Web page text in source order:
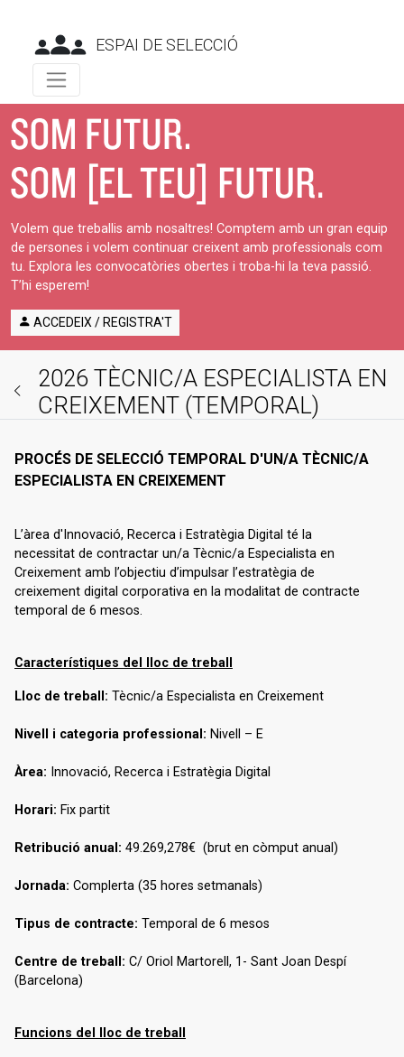
ESPAI DE SELECCIÓ
Volem que treballis amb nosaltres! Comptem amb un gran equip
de persones i volem continuar creixent amb professionals com
tu. Explora les convocatòries obertes i troba-hi la teva passió.
T’hi esperem!
ACCEDEIX / REGISTRA'T
2026 TÈCNIC/A ESPECIALISTA EN
CREIXEMENT (TEMPORAL)
PROCÉS DE SELECCIÓ TEMPORAL D'UN/A TÈCNIC/A
ESPECIALISTA EN CREIXEMENT
L’àrea d'Innovació, Recerca i Estratègia Digital té la
necessitat de contractar un/a Tècnic/a Especialista en
Creixement amb l’objectiu d’impulsar l’estratègia de
creixement digital corporativa en la modalitat de contracte
temporal de 6 mesos.
Característiques del lloc de treball
Lloc de treball: Tècnic/a Especialista en Creixement
Nivell i categoria professional: Nivell – E
Àrea: Innovació, Recerca i Estratègia Digital
Horari: Fix partit
Retribució anual: 49.269,278€ (brut en còmput anual)
Jornada: Complerta (35 hores setmanals)
Tipus de contracte: Temporal de 6 mesos
Centre de treball: C/ Oriol Martorell, 1- Sant Joan Despí
(Barcelona)
Funcions del lloc de treball